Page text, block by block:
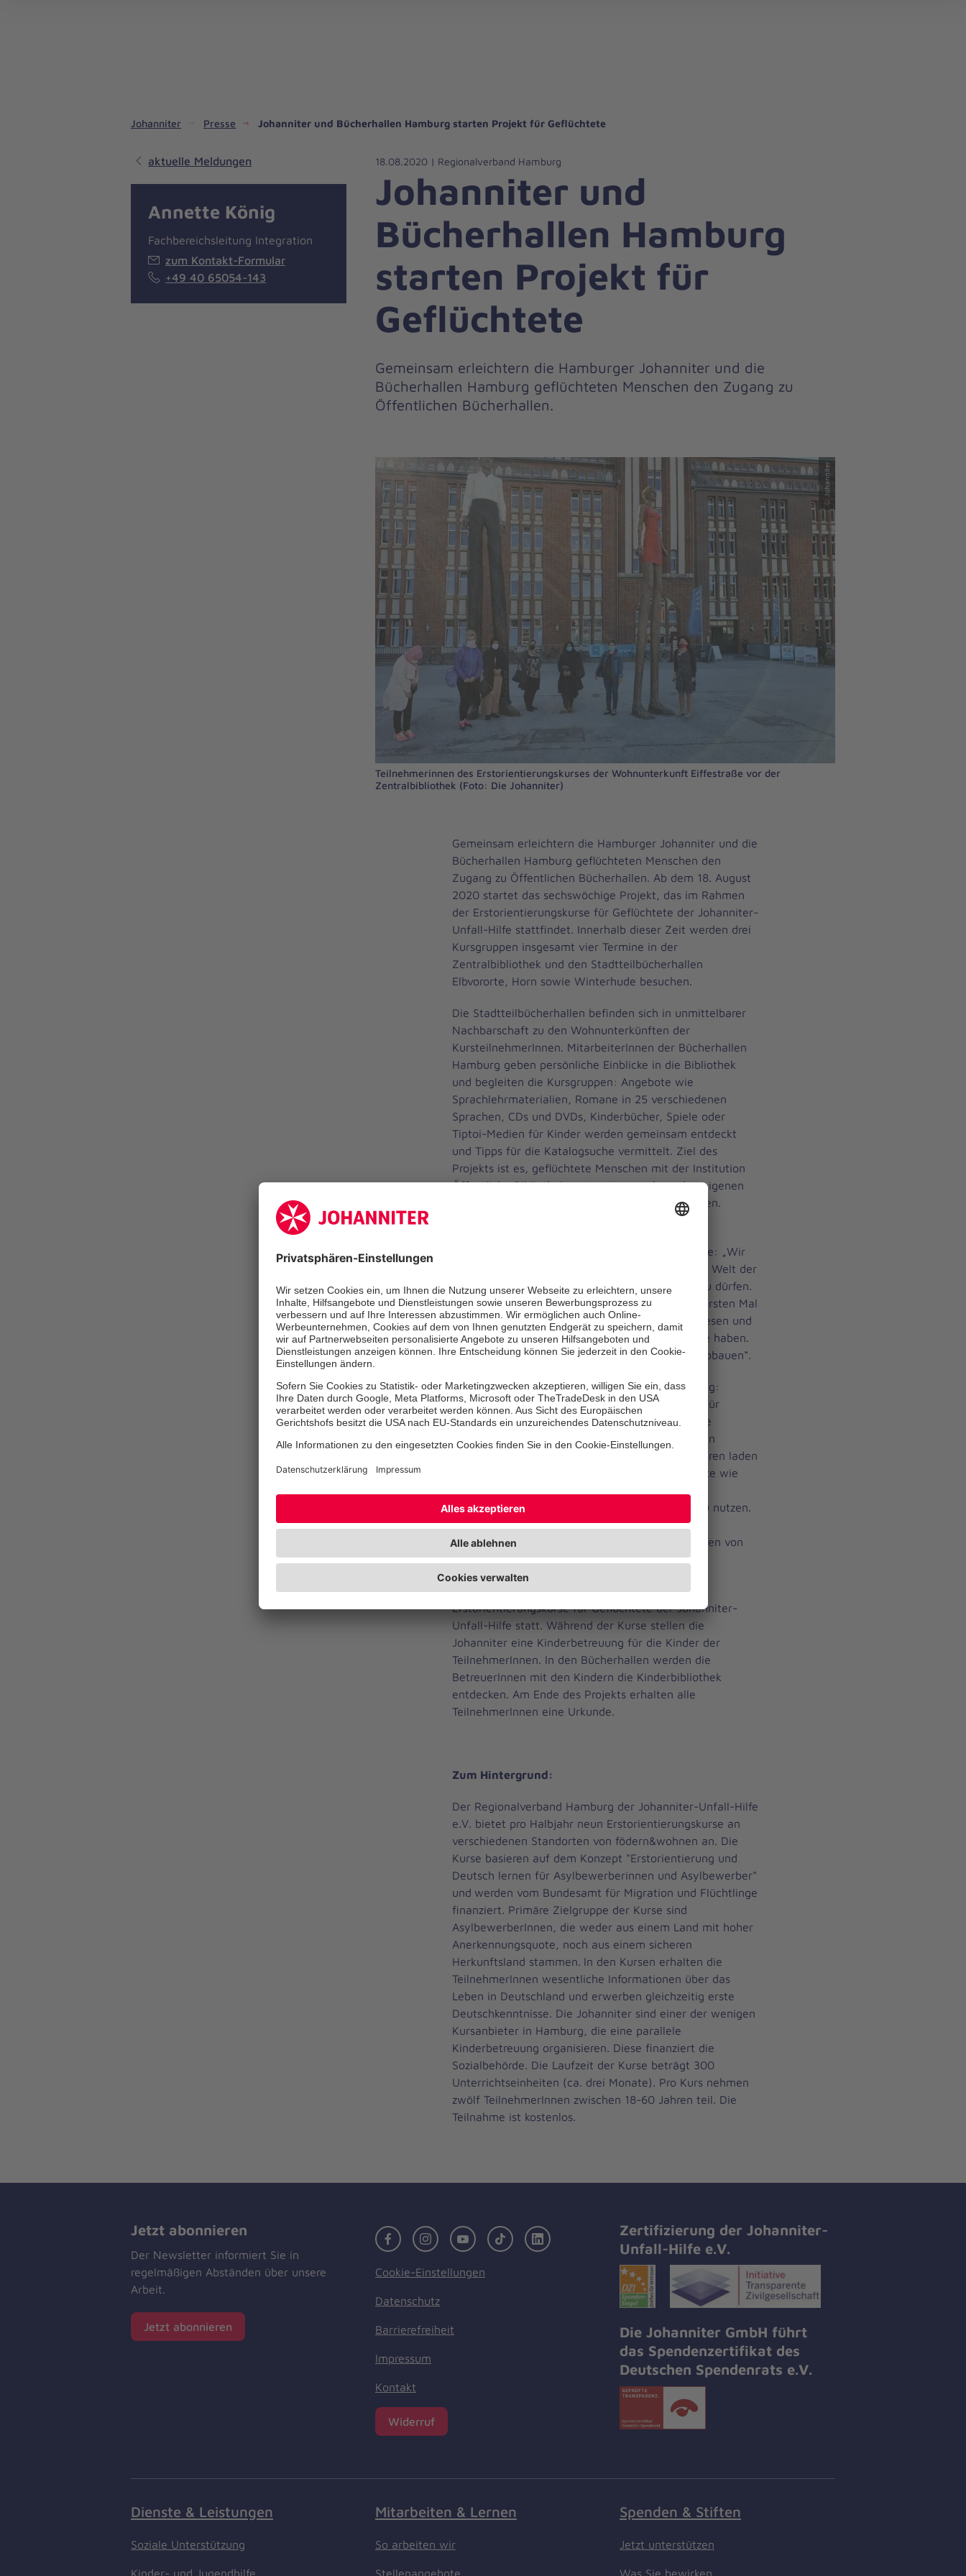
Johanniter Presse Johanniter und Bücherhallen Hamburg starten Projekt für Geflüchtete
18.08.2020 | Regionalverband Hamburg
Johanniter und
Bücherhallen Hamburg
starten Projekt für
Geflüchtete
Gemeinsam erleichtern die Hamburger Johanniter und die
Bücherhallen Hamburg geflüchteten Menschen den Zugang zu
Öffentlichen Bücherhallen.
© Johanniter
Teilnehmerinnen des Erstorientierungskurses der Wohnunterkunft Eiffestraße vor der
Zentralbibliothek (Foto: Die Johanniter)
Gemeinsam erleichtern die Hamburger Johanniter und die
Bücherhallen Hamburg geflüchteten Menschen den
Zugang zu Öffentlichen Bücherhallen. Ab dem 18. August
2020 startet das sechswöchige Projekt, das im Rahmen
der Erstorientierungskurse für Geflüchtete der Johanniter-
Unfall-Hilfe stattfindet. Innerhalb dieser Zeit werden drei
Kursgruppen insgesamt vier Termine in der
Zentralbibliothek und den Stadtteilbücherhallen
Elbvororte, Horn sowie Winterhude besuchen.
Die Stadtteilbücherhallen befinden sich in unmittelbarer
Nachbarschaft zu den Wohnunterkünften der
KursteilnehmerInnen. MitarbeiterInnen der Bücherhallen
Hamburg geben persönliche Einblicke in die Bibliothek
und begleiten die Kursgruppen: Angebote wie
Sprachlehrmaterialien, Romane in 25 verschiedenen
Sprachen, CDs und DVDs, Kinderbücher, Spiele oder
Tiptoi-Medien für Kinder werden gemeinsam entdeckt
und Tipps für die Katalogsuche vermittelt. Ziel des
Projekts ist es, geflüchtete Menschen mit der Institution
Öffentliche Bibliothek vertraut zu machen, den eigenen
Sozialraum zu erweitern und Wissen zu vermehren.
Erstorientierungskurse der Johanniter-Unfall-Hilfe: „Wir
freuen uns, mit unseren KursteilnehmerInnen die Welt der
Bücherhallen Hamburg systematisch erkunden zu dürfen.
Manche unserer TeilnehmerInnen kommen zum ersten Mal
in die Bücherhallen – teils, weil sie selbst nicht lesen und
schreiben können, teils, weil sie Schwellenängste haben.
Diese Ängste wollen wir mit unserem Angebot abbauen“.
Frauke Untiedt, Direktorin, Bücherhallen Hamburg:
„Bibliotheken haben eine besondere Bedeutung für
Geflüchtete, die in Unterkünften ohne technische
Ausstattung und WLAN wohnen. Die Bücherhallen
verstehen sich als ein Haus für alle: 35 offene Türen laden
alle Ethnien und Kulturen ein, die vielen Angebote wie
Computerarbeitsplätze und kostenloses WLAN zu nutzen.
Unsere Gesprächsgruppen „Dialog in Deutsch“
ermöglichen Erfahrungsaustausch und das Knüpfen von
Kontakten in angenehmer Atmosphäre.
Die Termine finden während des Unterrichts der
Erstorientierungskurse für Geflüchtete der Johanniter-
Unfall-Hilfe statt. Während der Kurse stellen die
Johanniter eine Kinderbetreuung für die Kinder der
TeilnehmerInnen. In den Bücherhallen werden die
BetreuerInnen mit den Kindern die Kinderbibliothek
entdecken. Am Ende des Projekts erhalten alle
TeilnehmerInnen eine Urkunde.
Zum Hintergrund:
Der Regionalverband Hamburg der Johanniter-Unfall-Hilfe
e.V. bietet pro Halbjahr neun Erstorientierungskurse an
verschiedenen Standorten von födern&wohnen an. Die
Kurse basieren auf dem Konzept "Erstorientierung und
Deutsch lernen für Asylbewerberinnen und Asylbewerber"
und werden vom Bundesamt für Migration und Flüchtlinge
finanziert. Primäre Zielgruppe der Kurse sind
AsylbewerberInnen, die weder aus einem Land mit hoher
Anerkennungsquote, noch aus einem sicheren
Herkunftsland stammen. In den Kursen erhalten die
TeilnehmerInnen wesentliche Informationen über das
Leben in Deutschland und erwerben gleichzeitig erste
Deutschkenntnisse. Die Johanniter sind einer der wenigen
Kursanbieter in Hamburg, die eine parallele
Kinderbetreuung organisieren. Diese finanziert die
Sozialbehörde. Die Laufzeit der Kurse beträgt 300
Unterrichtseinheiten (ca. drei Monate). Pro Kurs nehmen
zwölf TeilnehmerInnen zwischen 18-60 Jahren teil. Die
Teilnahme ist kostenlos.
aktuelle Meldungen
Annette König
Fachbereichsleitung Integration
zum Kontakt-Formular
+49 40 65054-143
Jetzt abonnieren
Der Newsletter informiert Sie in
regelmäßigen Abständen über unsere
Arbeit.
Jetzt abonnieren
FacebookInstagramYoutubeTikTok LinkedIn
Cookie-Einstellungen
Datenschutz
Barrierefreiheit
Impressum
Kontakt
Widerruf
Zertifizierung der Johanniter-
Unfall-Hilfe e.V.
Die Johanniter GmbH führt
das Spendenzertifikat des
Deutschen Spendenrats e.V.
Dienste & Leistungen
Soziale Unterstützung
Kinder- und Jugendhilfe
Mitarbeiten & Lernen
So arbeiten wir
Stellenangebote
Spenden & Stiften
Jetzt unterstützen
Was Sie bewirken